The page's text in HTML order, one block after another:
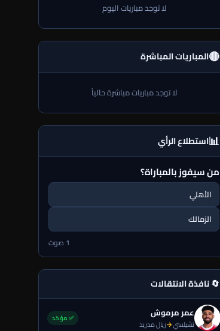
لا توجد مباريات اليوم
🔴المباريات المباشرة
لا توجد مباريات مباشرة حالياً
📊استطلاع الرأي
من سيفوز بالمباراة؟
الأهلي
الزمالك
1 صوت
🔄 نافذة الانتقالات
عمر مرموش
تشيلسي→ريال مدريد
✅ مؤكد